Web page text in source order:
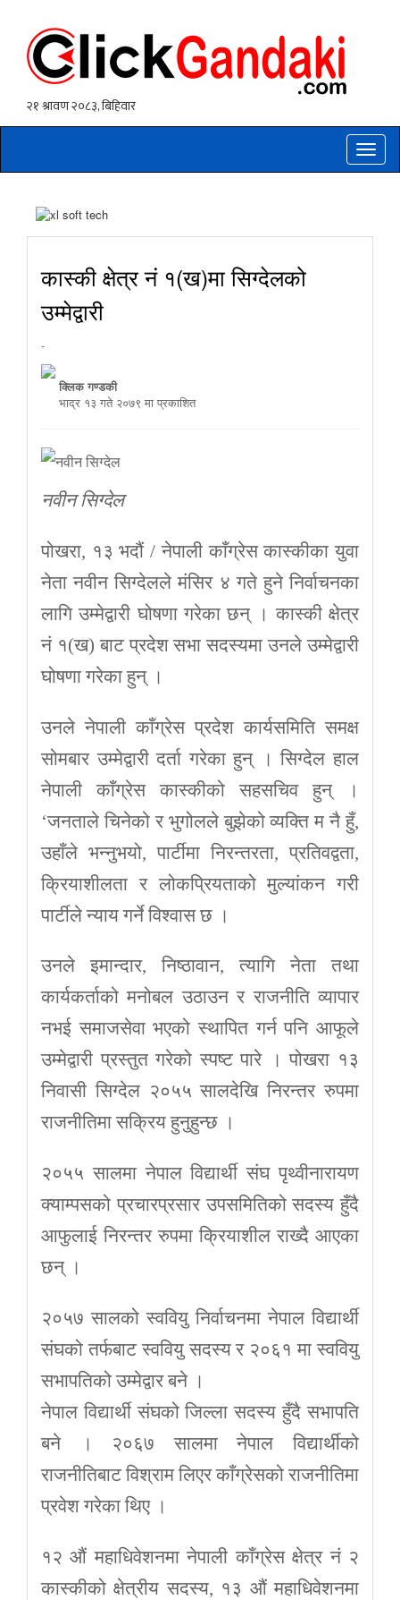
Toggle
कास्की क्षेत्र नं १(ख)मा सिग्देलको
उम्मेद्वारी
-
क्लिक गण्डकी
भाद्र १३ गते २०७९ मा प्रकाशित
नवीन सिग्देल
पोखरा, १३ भदौं / नेपाली काँग्रेस कास्कीका युवा
नेता नवीन सिग्देलले मंसिर ४ गते हुने निर्वाचनका
लागि उम्मेद्वारी घोषणा गरेका छन् । कास्की क्षेत्र
नं १(ख) बाट प्रदेश सभा सदस्यमा उनले उम्मेद्वारी
घोषणा गरेका हुन् ।
उनले नेपाली काँग्रेस प्रदेश कार्यसमिति समक्ष
सोमबार उम्मेद्वारी दर्ता गरेका हुन् । सिग्देल हाल
नेपाली काँग्रेस कास्कीको सहसचिव हुन् ।
‘जनताले चिनेको र भुगोलले बुझेको व्यक्ति म नै हुँ,
उहाँले भन्नुभयो, पार्टीमा निरन्तरता, प्रतिवद्वता,
क्रियाशीलता र लोकप्रियताको मुल्यांकन गरी
पार्टीले न्याय गर्ने विश्वास छ ।
उनले इमान्दार, निष्ठावान, त्यागि नेता तथा
कार्यकर्ताको मनोबल उठाउन र राजनीति व्यापार
नभई समाजसेवा भएको स्थापित गर्न पनि आफूले
उम्मेद्वारी प्रस्तुत गरेको स्पष्ट पारे । पोखरा १३
निवासी सिग्देल २०५५ सालदेखि निरन्तर रुपमा
राजनीतिमा सक्रिय हुनुहुन्छ ।
२०५५ सालमा नेपाल विद्यार्थी संघ पृथ्वीनारायण
क्याम्पसको प्रचारप्रसार उपसमितिको सदस्य हुँदै
आफुलाई निरन्तर रुपमा क्रियाशील राख्दै आएका
छन् ।
२०५७ सालको स्ववियु निर्वाचनमा नेपाल विद्यार्थी
संघको तर्फबाट स्ववियु सदस्य र २०६१ मा स्ववियु
सभापतिको उम्मेद्वार बने ।
नेपाल विद्यार्थी संघको जिल्ला सदस्य हुँदै सभापति
बने । २०६७ सालमा नेपाल विद्यार्थीको
राजनीतिबाट विश्राम लिएर काँग्रेसको राजनीतिमा
प्रवेश गरेका थिए ।
१२ औं महाधिवेशनमा नेपाली काँग्रेस क्षेत्र नं २
कास्कीको क्षेत्रीय सदस्य, १३ औं महाधिवेशनमा